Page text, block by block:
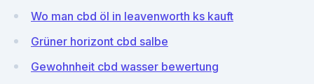
Wo man cbd öl in leavenworth ks kauft
Grüner horizont cbd salbe
Gewohnheit cbd wasser bewertung